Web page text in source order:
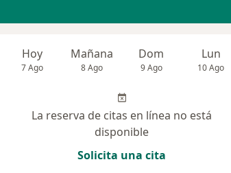
Hoy
7 Ago
Mañana
8 Ago
Dom
9 Ago
Lun
10 Ago
La reserva de citas en línea no está
disponible
Solicita una cita